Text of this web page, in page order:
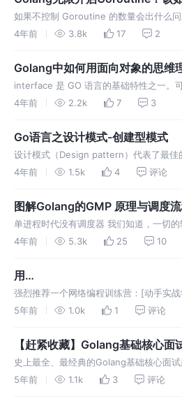
限定Goroutine数量？
如果不控制 Goroutine 的数量会出什么问
首先我们都知道 Goroutine 具备以下两个
秀的 GMP 调度。
4年前 3.8k 17 2
Golang中如何用面向对象的思维
interface
interface 是 GO 语言的基础特性之一。
解为一种类型的规范或者约定。它跟 java
没有继承或“implement”关键字。
4年前 2.2k 7 3
Go语言之设计模式-创建型模式
设计模式（Design pattern）代表了最佳
践，通常被有经验的面向对象的软件开发
中面临的一般问题的解决方案。
4年前 1.5k 4 评论
图解Golang的GMP 原理与调度
单进程时代没有调度器 我们知道，一切的
都是跑在操作系统上，真正用来干活 (计算
程，直到一个程序运行完，才能进行。
4年前 5.3k 25 10
用
plus实现一个银行转账小项目
强烈推荐一个网络编程训练营：[动手实战
络编程]
以使用邀请码：**AqCJeLyy** 有优惠。
5年前 1.0k 1 评论
【赶紧收藏】Golang基础核心面
题，附详细答案！
史上最全、最经典的Golang基础核心面试
而且附有答案详解，走过路过，不容错过
5年前 1.1k 3 评论